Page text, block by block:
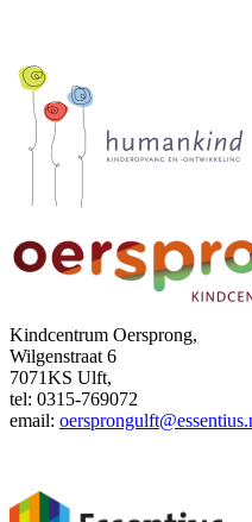
Kindcentrum Oersprong,
Wilgenstraat 6
7071KS Ulft,
tel: 0315-769072
email: